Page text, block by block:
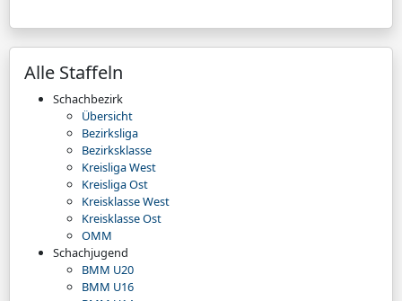
Alle Staffeln
Schachbezirk
Übersicht
Bezirksliga
Bezirksklasse
Kreisliga West
Kreisliga Ost
Kreisklasse West
Kreisklasse Ost
OMM
Schachjugend
BMM U20
BMM U16